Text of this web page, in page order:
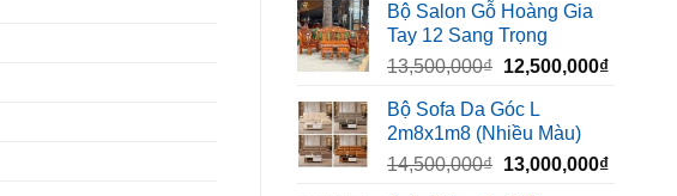
là:
6,500,000₫.
tại
Bộ Salon Gỗ Hoàng Gia
Tay 12 Sang Trọng
13,500,000₫ Giá
là:
13,500,000₫.
12,500,000₫Giá
Bộ Sofa Da Góc L
2m8x1m8 (Nhiều Màu)
14,500,000₫ Giá
13,000,000₫Giá